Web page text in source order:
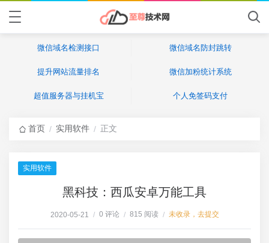
微信域名检测接口 微信域名防封跳转
提升网站流量排名 微信加粉统计系统
超值服务器与挂机宝 个人免签码支付
首页 / 实用软件 / 正文
实用软件
黑科技：西瓜安卓万能工具
2020-05-21 / 0 评论 / 815 阅读 / 未收录，去提交